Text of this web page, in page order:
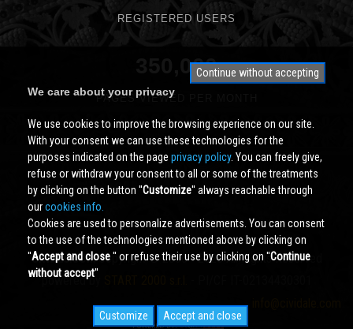
REGISTERED USERS
350,000
PAGES VIEWED PER MONTH
Cividale.COMCopyright © 2000 - 2026 All Rights Reserved
powered by
Continue without accepting
We care about your privacy
We use cookies to improve the browsing experience on our site.
With your consent we can use these technologies for the
purposes indicated on the page privacy policy. You can freely give,
refuse or withdraw your consent to all or some of the treatments
by clicking on the button ''Customize'' always reachable through
ourcookies info.
Cookies are used to personalize advertisements. You can consent
to the use of the technologies mentioned above by clicking on
''Accept and close'' or refuse their use by clicking on ''Continue
without accept''
Customize Accept and close